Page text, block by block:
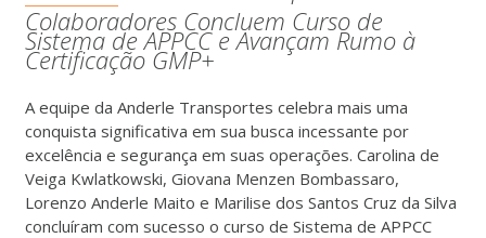
Colaboradores Concluem Curso de
Sistema de APPCC e Avançam Rumo à
Certificação GMP+
A equipe da Anderle Transportes celebra mais uma
conquista significativa em sua busca incessante por
excelência e segurança em suas operações. Carolina de
Veiga Kwlatkowski, Giovana Menzen Bombassaro,
Lorenzo Anderle Maito e Marilise dos Santos Cruz da Silva
concluíram com sucesso o curso de Sistema de APPCC